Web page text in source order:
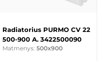
Radiatorius PURMO CV 22
500-900 A. 3422500090
Matmenys: 500x900